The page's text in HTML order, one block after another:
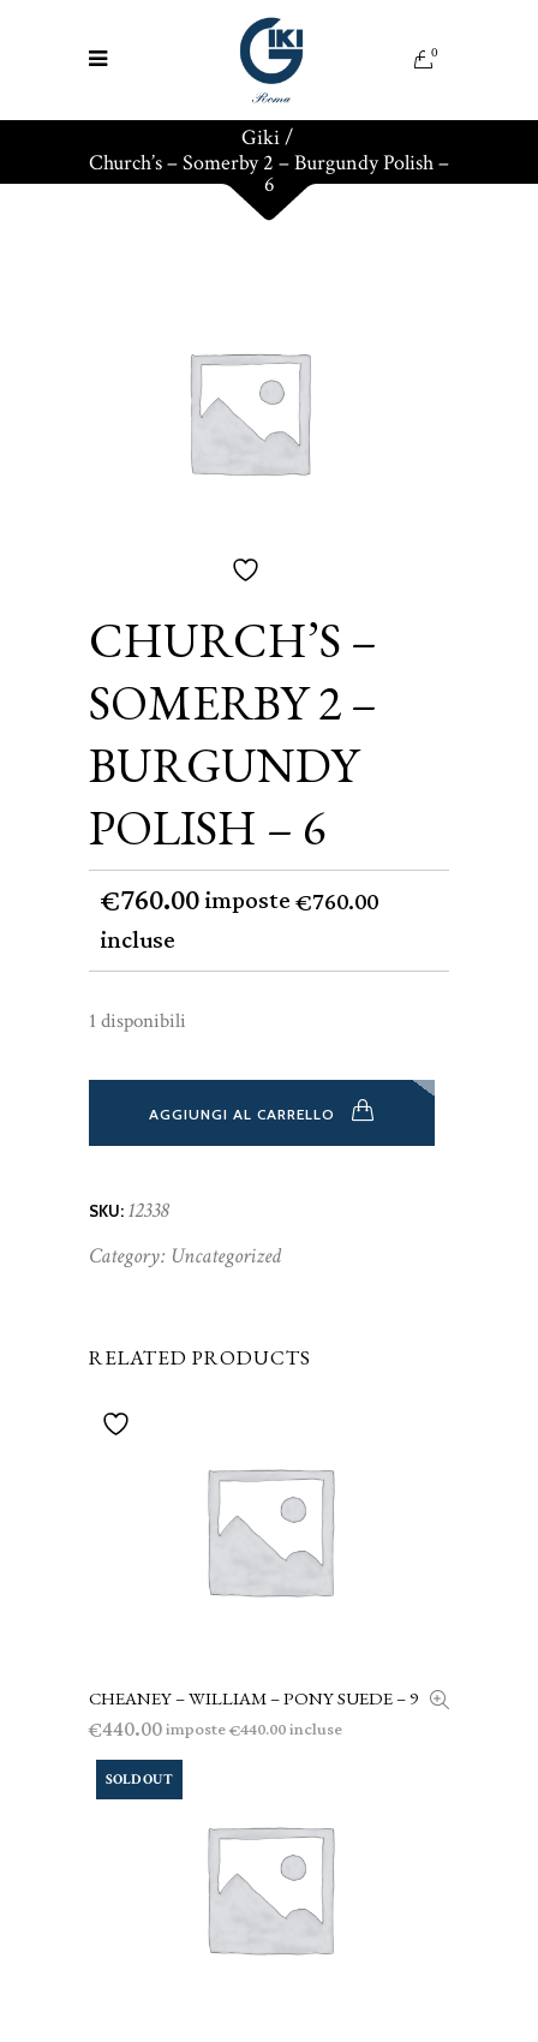
0
Giki/
Church’s – Somerby 2 – Burgundy Polish –
6
CHURCH’S –
SOMERBY 2 –
BURGUNDY
POLISH – 6
€760.00imposte€760.00
incluse
1 disponibili
AGGIUNGI AL CARRELLO
SKU: 12338
Category: Uncategorized
RELATED PRODUCTS
AGGIUNGI AL CARRELLO
CHEANEY – WILLIAM – PONY SUEDE – 9
€440.00imposte€440.00incluse
SOLD OUT